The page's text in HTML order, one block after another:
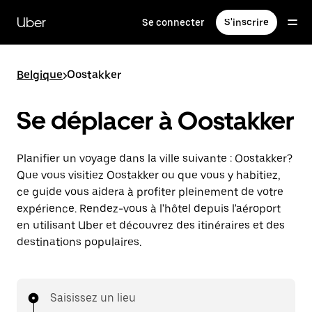
contenu
principal
Uber Se connecter S'inscrire
Belgique>Oostakker
Se déplacer à Oostakker
Planifier un voyage dans la ville suivante : Oostakker?
Que vous visitiez Oostakker ou que vous y habitiez,
ce guide vous aidera à profiter pleinement de votre
expérience. Rendez-vous à l'hôtel depuis l'aéroport
en utilisant Uber et découvrez des itinéraires et des
destinations populaires.
Saisissez un lieu